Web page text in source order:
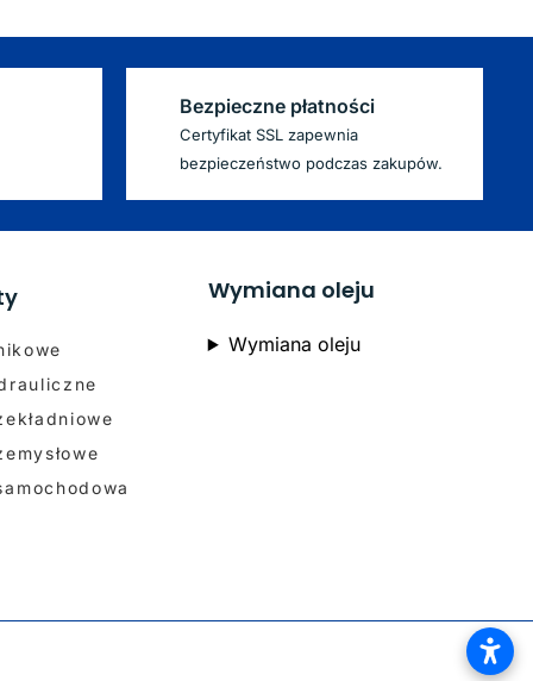
Bezpieczne płatności
Certyfikat SSL zapewnia
bezpieczeństwo podczas zakupów.
Wymiana oleju
Wymiana oleju